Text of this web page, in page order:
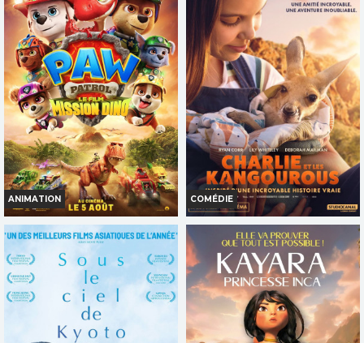
ANIMATION
LA PAT' PATROUILLE : LE FILM
MISSION DINO
Horaires et Infos
Bande-annonce
Réservation
COMÉDIE
CHARLIE ET LES KANGOUROUS
Horaires et Infos
Bande-annonce
Réservation